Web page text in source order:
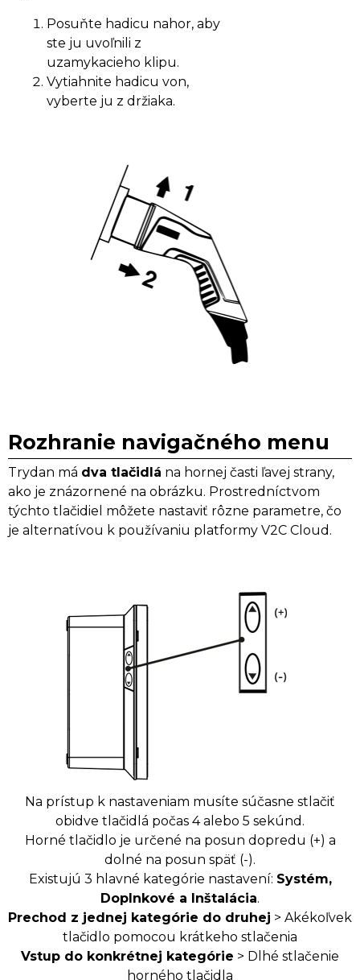
Posuňte hadicu nahor, aby
ste ju uvoľnili z
uzamykacieho klipu.
Vytiahnite hadicu von,
vyberte ju z držiaka.
Rozhranie navigačného menu
Trydan má dva tlačidlá na hornej časti ľavej strany,
ako je znázornené na obrázku. Prostredníctvom
týchto tlačidiel môžete nastaviť rôzne parametre, čo
je alternatívou k používaniu platformy V2C Cloud.
Na prístup k nastaveniam musíte súčasne stlačiť
obidve tlačidlá počas 4 alebo 5 sekúnd.
Horné tlačidlo je určené na posun dopredu (+) a
dolné na posun späť (-).
Existujú 3 hlavné kategórie nastavení: Systém,
Doplnkové a Inštalácia.
Prechod z jednej kategórie do druhej > Akékoľvek
tlačidlo pomocou krátkeho stlačenia
Vstup do konkrétnej kategórie > Dlhé stlačenie
horného tlačidla